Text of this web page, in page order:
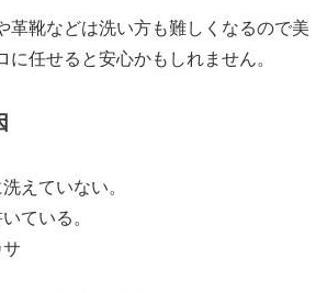
革靴などは洗い方も難しくなるので美
に任せると安心かもしれません。
えていない。
ている。